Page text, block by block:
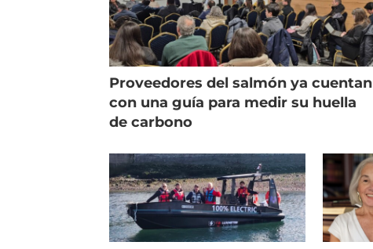
Proveedores del salmón ya cuentan
con una guía para medir su huella
de carbono